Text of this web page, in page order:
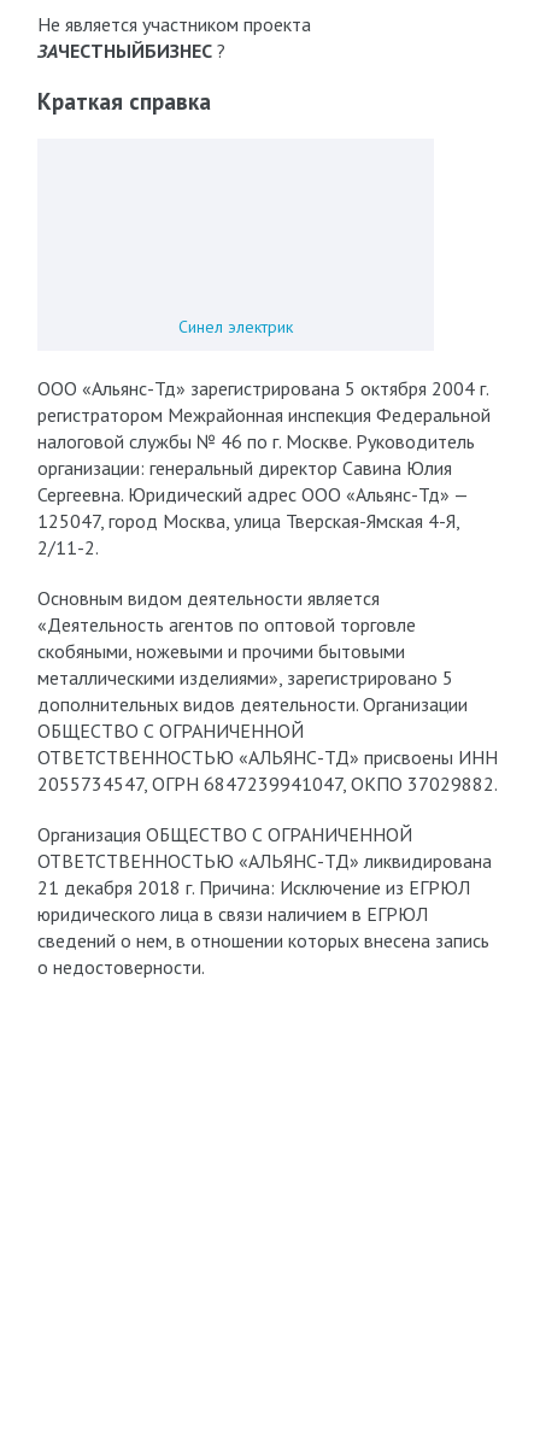
Не является участником проекта
ЗАЧЕСТНЫЙБИЗНЕС?
Краткая справка
Синел электрик
ООО «Альянс-Тд» зарегистрирована 5 октября 2004 г.
регистратором Межрайонная инспекция Федеральной
налоговой службы № 46 по г. Москве. Руководитель
организации: генеральный директор Савина Юлия
Сергеевна. Юридический адрес ООО «Альянс-Тд» —
125047, город Москва, улица Тверская-Ямская 4-Я,
2/11-2.
Основным видом деятельности является
«Деятельность агентов по оптовой торговле
скобяными, ножевыми и прочими бытовыми
металлическими изделиями», зарегистрировано 5
дополнительных видов деятельности. Организации
ОБЩЕСТВО С ОГРАНИЧЕННОЙ
ОТВЕТСТВЕННОСТЬЮ «АЛЬЯНС-ТД» присвоены ИНН
2055734547, ОГРН 6847239941047, ОКПО 37029882.
Организация ОБЩЕСТВО С ОГРАНИЧЕННОЙ
ОТВЕТСТВЕННОСТЬЮ «АЛЬЯНС-ТД» ликвидирована
21 декабря 2018 г. Причина: Исключение из ЕГРЮЛ
юридического лица в связи наличием в ЕГРЮЛ
сведений о нем, в отношении которых внесена запись
о недостоверности.